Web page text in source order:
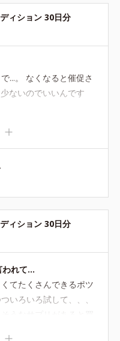
いポツポツは一つも出
感じで、娘もびっくり
ツ0も近いかも！2袋購
ィション 30日分
...。 なくなると催促さ
ないのでいいんです
ィション 30日分
われて…
てたくさんできるポツ
いろいろ試して、、、